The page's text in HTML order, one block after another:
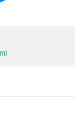
叶子，它们像伞一
。而“已无擎雨盖”